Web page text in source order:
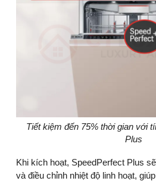
Tiết kiệm đến 75% thời gian với
Plus
Khi kích hoạt, SpeedPerfect Plus
và điều chỉnh nhiệt độ linh hoạt,